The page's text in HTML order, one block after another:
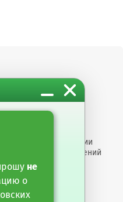
Раскрытие информации
Размеры вознаграждений
Противодействие
мошенничеству
не
о